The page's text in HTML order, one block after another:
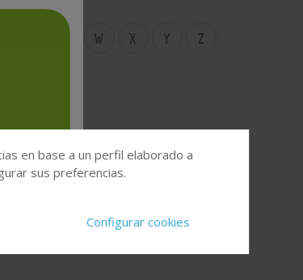
W X Y Z
en base a un perfil elaborado a
sus preferencias.
Configurar cookies